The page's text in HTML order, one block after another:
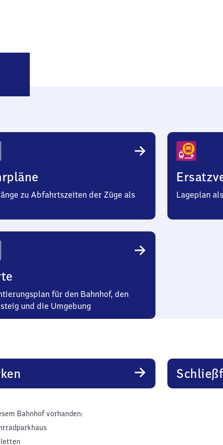
zu Abfahrtszeiten der Züge als
Lageplan
für den Bahnhof, den
und die Umgebung
Bahnhof vorhanden: